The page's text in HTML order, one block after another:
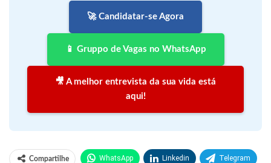
🚀 Candidatar-se Agora
📱 Gruppo de Vagas no WhatsApp
🎥 A melhor entrevista da sua vida está
aqui!
Compartilhe WhatsApp Linkedin Telegram